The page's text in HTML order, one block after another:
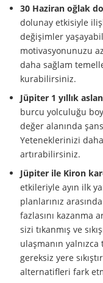
30 Haziran oğlak
dolunay etkisiyle
değişimler
motivasyonunuzu
daha sağlam
kurabilirsiniz.
Jüpiter 1 yıllık
burcu yolculuğu
değer alanında
Yeteneklerinizi
artırabilirsiniz.
Jüpiter ile Kiron
etkileriyle ayın ilk
planlarınız
fazlasını kazanma
sizi tıkanmış ve
ulaşmanın
gereksiz yere
alternatifleri fark